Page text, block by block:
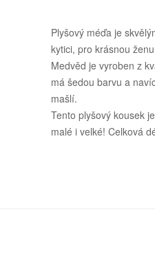
Plyšový méďa je
kytici, pro krásnou
Medvěd je vyroben z
má šedou barvu a
mašlí.
Tento plyšový kousek
malé i velké! Celková